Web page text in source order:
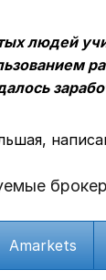
людей
Amarkets